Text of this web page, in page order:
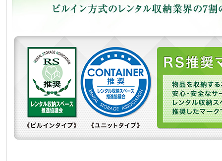
レンタル収納スペース推進協議会はビルイン方式のレンタル収納業界の